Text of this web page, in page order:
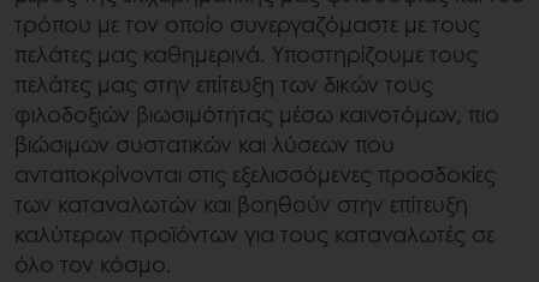
τρόπου με τον οποίο συνεργαζόμαστε με τους
πελάτες μας καθημερινά. Υποστηρίζουμε τους
πελάτες μας στην επίτευξη των δικών τους
φιλοδοξιών βιωσιμότητας μέσω καινοτόμων, πιο
βιώσιμων συστατικών και λύσεων που
ανταποκρίνονται στις εξελισσόμενες προσδοκίες
των καταναλωτών και βοηθούν στην επίτευξη
καλύτερων προϊόντων για τους καταναλωτές σε
όλο τον κόσμο.